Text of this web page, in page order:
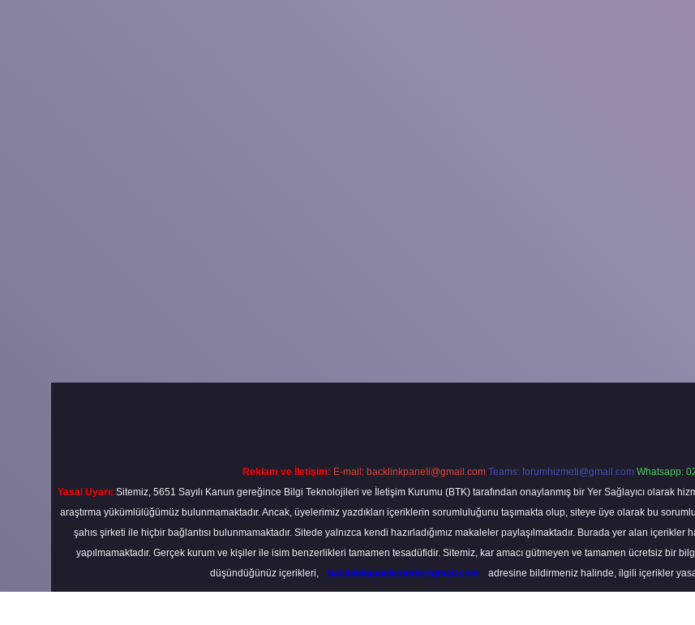
Reklam ve İletişim: E-mail: backlinkpaneli@gmail.com Teams: forumhizmeti@gmail.com Whatsapp:
Yasal Uyarı: Sitemiz, 5651 Sayılı Kanun gereğince Bilgi Teknolojileri ve İletişim Kurumu (BTK) tarafından onaylanmış bir Yer Sağlayıcı olarak
araştırma yükümlülüğümüz bulunmamaktadır. Ancak, üyelerimiz yazdıkları içeriklerin sorumluluğunu taşımakta olup, siteye üye olarak bu
şahıs şirketi ile hiçbir bağlantısı bulunmamaktadır. Sitede yalnızca kendi hazırladığımız makaleler paylaşılmaktadır. Burada yer alan
yapılmamaktadır. Gerçek kurum ve kişiler ile isim benzerlikleri tamamen tesadüfidir. Sitemiz, kar amacı gütmeyen ve tamamen ücretsiz bir
düşündüğünüz içerikleri,
backlinkpanelicomtr@gmail.com adresine bildirmeniz halinde, ilgili içerikler